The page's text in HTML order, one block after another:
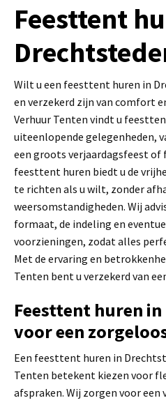
Feesttent
Wilt u een feesttent huren in
en verzekerd zijn van comfort
Verhuur Tenten vindt u
uiteenlopende gelegenheden,
een groots verjaardagsfeest of
feesttent huren biedt u de
te richten als u wilt, zonder
weersomstandigheden. Wij
formaat, de indeling en
voorzieningen, zodat alles
Met de ervaring en
Tenten bent u verzekerd van
Feesttent huren
voor een
Een feesttent huren in
Tenten betekent kiezen voor
afspraken. Wij zorgen voor